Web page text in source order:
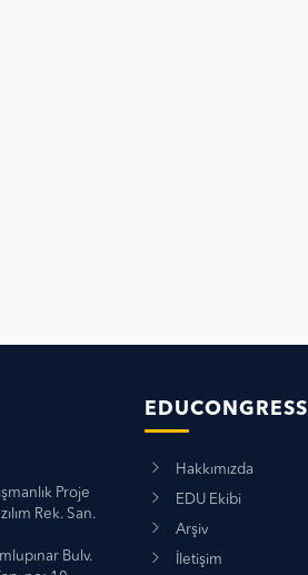
Proje
Rek. San.
Bulv.
EDUCONGRESS
Hakkımızda
EDU Ekibi
Arşiv
İletişim